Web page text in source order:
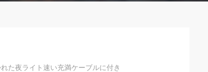
た夜ライト速い充満ケーブルに付き